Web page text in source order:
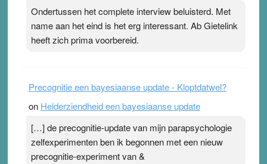
Ondertussen het complete interview beluisterd. Met
name aan het eind is het erg interessant. Ab Gietelink
heeft zich prima voorbereid.
Precognitie een bayesiaanse update - Kloptdatwel?
on Helderziendheid een bayesiaanse update
[…] de precognitie-update van mijn parapsychologie
zelfexperimenten ben ik begonnen met een nieuw
precognitie-experiment van &